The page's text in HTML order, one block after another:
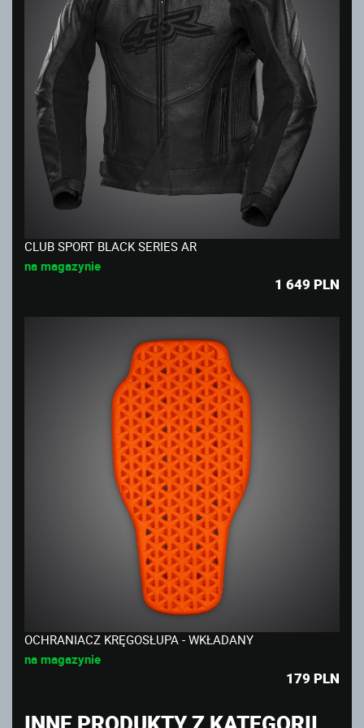
CLUB SPORT BLACK SERIES AR
na magazynie
1 649 PLN
OCHRANIACZ KRĘGOSŁUPA - WKŁADANY
na magazynie
179 PLN